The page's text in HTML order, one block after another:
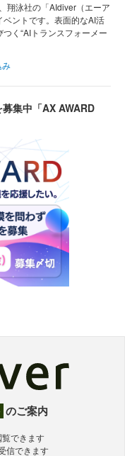
翔泳社の「AIdiver（エーア
ントです。表面的なAI活
く“AIトランスフォーメー
み
集中「AX AWARD
のご案内
覧できます
信できます